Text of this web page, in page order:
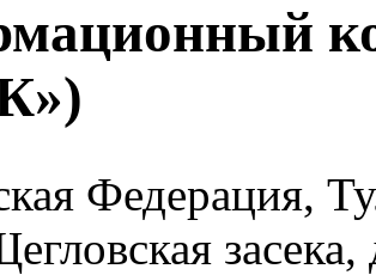
Федерация,